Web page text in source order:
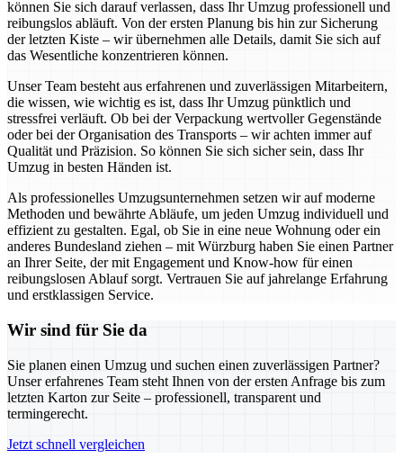
können Sie sich darauf verlassen, dass Ihr Umzug professionell und
reibungslos abläuft. Von der ersten Planung bis hin zur Sicherung
der letzten Kiste – wir übernehmen alle Details, damit Sie sich auf
das Wesentliche konzentrieren können.
Unser Team besteht aus erfahrenen und zuverlässigen Mitarbeitern,
die wissen, wie wichtig es ist, dass Ihr Umzug pünktlich und
stressfrei verläuft. Ob bei der Verpackung wertvoller Gegenstände
oder bei der Organisation des Transports – wir achten immer auf
Qualität und Präzision. So können Sie sich sicher sein, dass Ihr
Umzug in besten Händen ist.
Als professionelles Umzugsunternehmen setzen wir auf moderne
Methoden und bewährte Abläufe, um jeden Umzug individuell und
effizient zu gestalten. Egal, ob Sie in eine neue Wohnung oder ein
anderes Bundesland ziehen – mit Würzburg haben Sie einen Partner
an Ihrer Seite, der mit Engagement und Know-how für einen
reibungslosen Ablauf sorgt. Vertrauen Sie auf jahrelange Erfahrung
und erstklassigen Service.
Wir sind für Sie da
Sie planen einen Umzug und suchen einen zuverlässigen Partner?
Unser erfahrenes Team steht Ihnen von der ersten Anfrage bis zum
letzten Karton zur Seite – professionell, transparent und
termingerecht.
Jetzt schnell vergleichen